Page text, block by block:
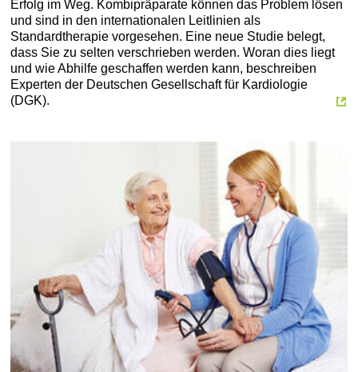
Erfolg im Weg. Kombipräparate können das Problem lösen
und sind in den internationalen Leitlinien als
Standardtherapie vorgesehen. Eine neue Studie belegt,
dass Sie zu selten verschrieben werden. Woran dies liegt
und wie Abhilfe geschaffen werden kann, beschreiben
Experten der Deutschen Gesellschaft für Kardiologie
(DGK).